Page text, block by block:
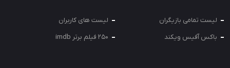
لیست تمامی بازیگران
لیست های کاربران
باکس آفیس ویکند
250 فیلم برتر imdb